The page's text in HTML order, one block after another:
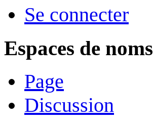
Se connecter
Espaces de noms
Page
Discussion